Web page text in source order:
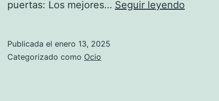
puertas: Los mejores… Seguir leyendo
Publicada el enero 13, 2025
Categorizado como Ocio